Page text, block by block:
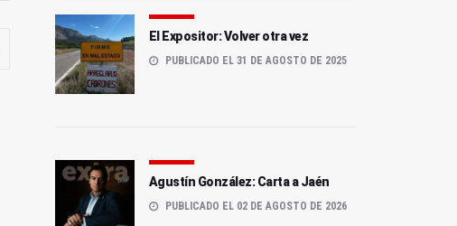
El Expositor: Volver otra vez
PUBLICADO EL 31 DE AGOSTO DE 2025
Agustín González: Carta a Jaén
PUBLICADO EL 02 DE AGOSTO DE 2026